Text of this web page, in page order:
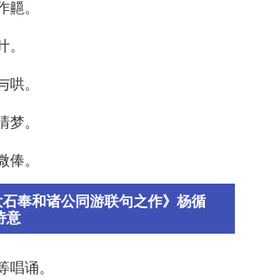
。
。
。
。
石奉和诸公同游联句之作》杨循
意
诵。